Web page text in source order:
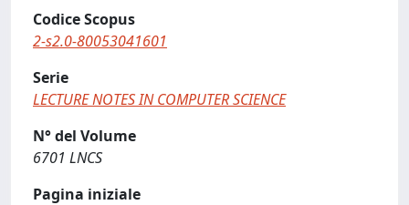
Codice Scopus
2-s2.0-80053041601
Serie
LECTURE NOTES IN COMPUTER SCIENCE
N° del Volume
6701 LNCS
Pagina iniziale